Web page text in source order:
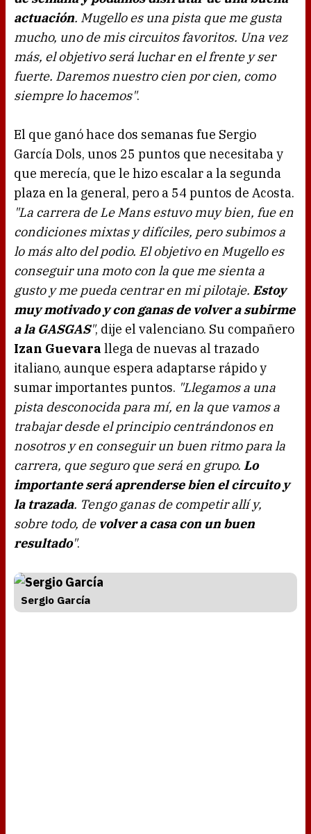
actuación. Mugello es una pista que me gusta
mucho, uno de mis circuitos favoritos. Una vez
más, el objetivo será luchar en el frente y ser
fuerte. Daremos nuestro cien por cien, como
siempre lo hacemos".
El que ganó hace dos semanas fue Sergio
García Dols, unos 25 puntos que necesitaba y
que merecía, que le hizo escalar a la segunda
plaza en la general, pero a 54 puntos de Acosta.
"La carrera de Le Mans estuvo muy bien, fue en
condiciones mixtas y difíciles, pero subimos a
lo más alto del podio. El objetivo en Mugello es
conseguir una moto con la que me sienta a
gusto y me pueda centrar en mi pilotaje. Estoy
muy motivado y con ganas de volver a subirme
a la GASGAS", dije el valenciano. Su compañero
Izan Guevara llega de nuevas al trazado
italiano, aunque espera adaptarse rápido y
sumar importantes puntos. "Llegamos a una
pista desconocida para mí, en la que vamos a
trabajar desde el principio centrándonos en
nosotros y en conseguir un buen ritmo para la
carrera, que seguro que será en grupo. Lo
importante será aprenderse bien el circuito y
la trazada. Tengo ganas de competir allí y,
sobre todo, de volver a casa con un buen
resultado".
Sergio García